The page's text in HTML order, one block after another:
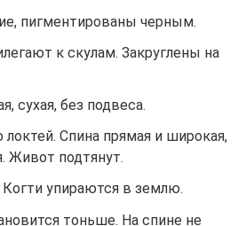
пигментированы черным.
к скулам. Закруглены на
сухая, без подвеса.
Спина прямая и широкая,
Живот подтянут.
упираются в землю.
тоньше. На спине не